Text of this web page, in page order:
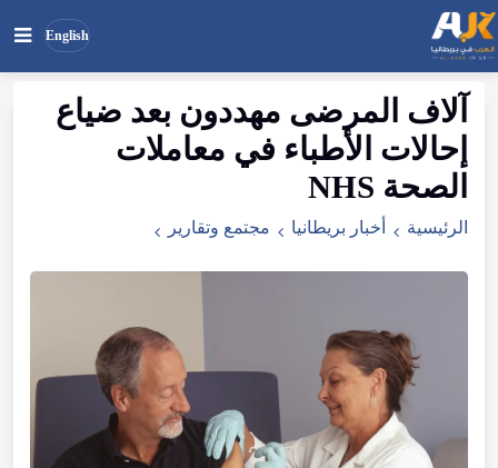
English
ابحث
في
الموقع
بحث
آلاف المرضى مهددون بعد ضياع
إحالات الأطباء في معاملات
الصحة NHS
الرئيسية أخبار بريطانيا مجتمع وتقارير